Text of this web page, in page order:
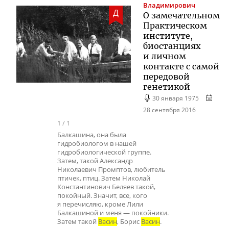
Д
Владимирович
О замечательном
Практическом
институте,
биостанциях
и личном
контакте с самой
передовой
генетикой
30 января 1975
28 сентября 2016
1 / 1
Балкашина, она была
гидробиологом в нашей
гидробиологической группе.
Затем, такой Александр
Николаевич Промптов, любитель
птичек, птиц. Затем Николай
Константинович Беляев такой,
покойный. Значит, все, кого
я перечисляю, кроме Лили
Балкашиной и меня — покойники.
Затем такой Васин, Борис Васин.